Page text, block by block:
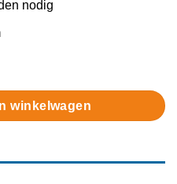
nodig
wandkast aantal
winkelwagen